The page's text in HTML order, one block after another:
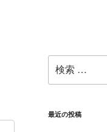
索:
最近の投稿